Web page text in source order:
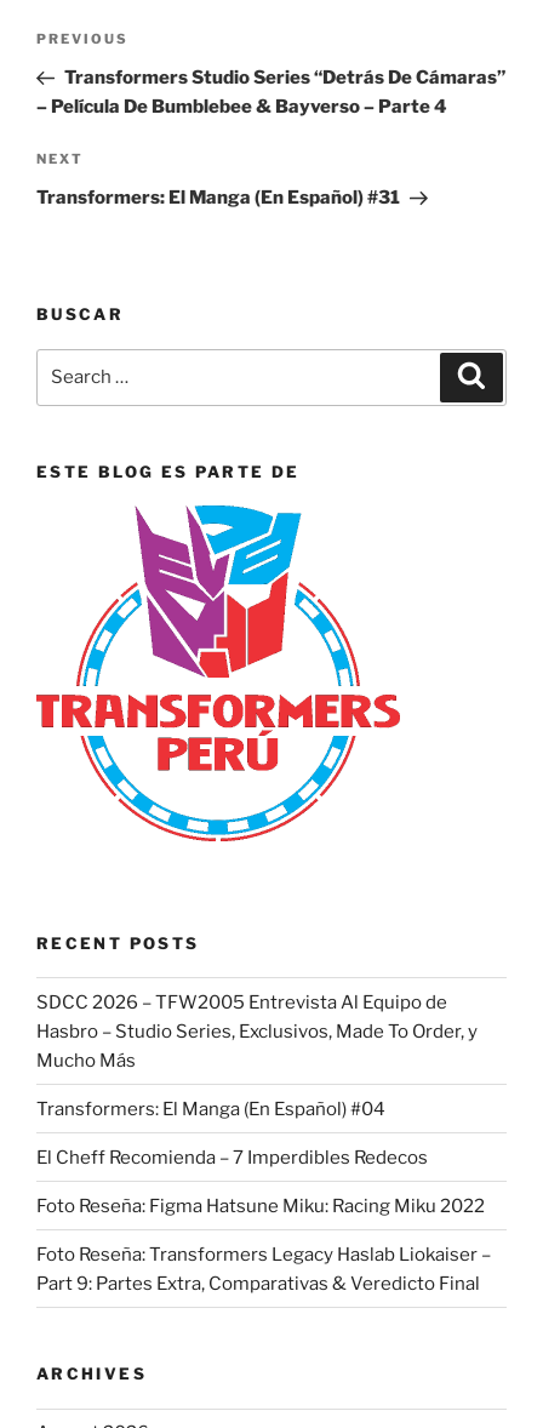
Previous
Post
PREVIOUS
Transformers Studio Series “Detrás De Cámaras”
– Película De Bumblebee & Bayverso – Parte 4
Next
Post
NEXT
Transformers: El Manga (En Español) #31
BUSCAR
ESTE BLOG ES PARTE DE
RECENT POSTS
SDCC 2026 – TFW2005 Entrevista Al Equipo de
Hasbro – Studio Series, Exclusivos, Made To Order, y
Mucho Más
Transformers: El Manga (En Español) #04
El Cheff Recomienda – 7 Imperdibles Redecos
Foto Reseña: Figma Hatsune Miku: Racing Miku 2022
Foto Reseña: Transformers Legacy Haslab Liokaiser –
Part 9: Partes Extra, Comparativas & Veredicto Final
ARCHIVES